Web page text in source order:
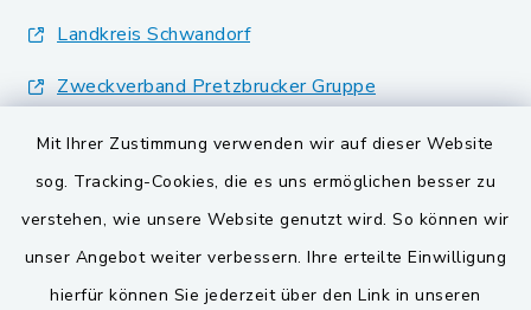
Mit Ihrer Zustimmung verwenden wir auf dieser Website
sog. Tracking-Cookies, die es uns ermöglichen besser zu
verstehen, wie unsere Website genutzt wird. So können wir
unser Angebot weiter verbessern. Ihre erteilte Einwilligung
hierfür können Sie jederzeit über den Link in unseren
Landkreis Schwandorf
Zweckverband Pretzbrucker Gruppe
BayernPortal
Gemeinden der
Verwaltungsgemeinschaft
Gemeinde Schwarzach bei Nabburg